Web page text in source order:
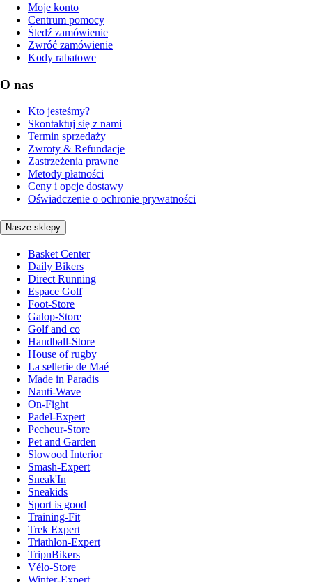
Moje konto
Centrum pomocy
Śledź zamówienie
Zwróć zamówienie
Kody rabatowe
O nas
Kto jesteśmy?
Skontaktuj się z nami
Termin sprzedaży
Zwroty & Refundacje
Zastrzeżenia prawne
Metody płatności
Ceny i opcje dostawy
Oświadczenie o ochronie prywatności
Nasze sklepy
Basket Center
Daily Bikers
Direct Running
Espace Golf
Foot-Store
Galop-Store
Golf and co
Handball-Store
House of rugby
La sellerie de Maé
Made in Paradis
Nauti-Wave
On-Fight
Padel-Expert
Pecheur-Store
Pet and Garden
Slowood Interior
Smash-Expert
Sneak'In
Sneakids
Sport is good
Training-Fit
Trek Expert
Triathlon-Expert
TripnBikers
Vélo-Store
Winter-Expert